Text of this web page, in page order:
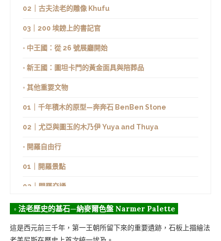
02｜古夫法老的雕像 Khufu
03｜200 埃鎊上的書記官
◦ 中王國：從 26 號展廳開始
◦ 新王國：圖坦卡門的黃金面具與陪葬品
◦ 其他重要文物
01｜千年積木的原型—奔奔石 BenBen Stone
02｜尤亞與圖玉的木乃伊 Yuya and Thuya
◦ 開羅自由行
01｜開羅景點
02｜開羅交通
03｜開羅住宿
◦ 法老歷史的基石—納麥爾色盤 Narmer Palette
這是西元前三千年，第一王朝所留下來的重要遺跡，石板上描繪法